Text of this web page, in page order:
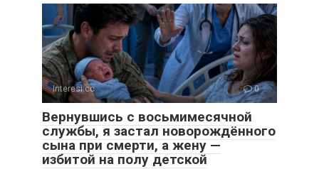
Interesi.cc 0
Вернувшись с восьмимесячной
службы, я застал новорождённого
сына при смерти, а жену —
избитой на полу детской